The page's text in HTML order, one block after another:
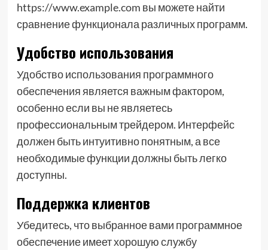
https://www.example.com вы можете найти
сравнение функционала различных программ.
Удобство использования
Удобство использования программного
обеспечения является важным фактором,
особенно если вы не являетесь
профессиональным трейдером. Интерфейс
должен быть интуитивно понятным, а все
необходимые функции должны быть легко
доступны.
Поддержка клиентов
Убедитесь, что выбранное вами программное
обеспечение имеет хорошую службу